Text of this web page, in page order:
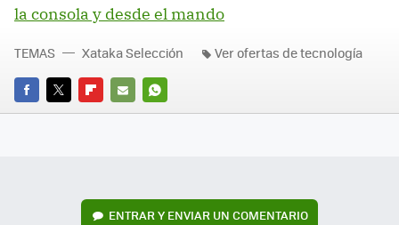
la consola y desde el mando
FACEBOOK
TWITTERFLIPBOARD
E-
WHATSAPP
TEMAS Xataka Selección Ver ofertas de tecnología
ENTRAR Y ENVIAR UN COMENTARIO